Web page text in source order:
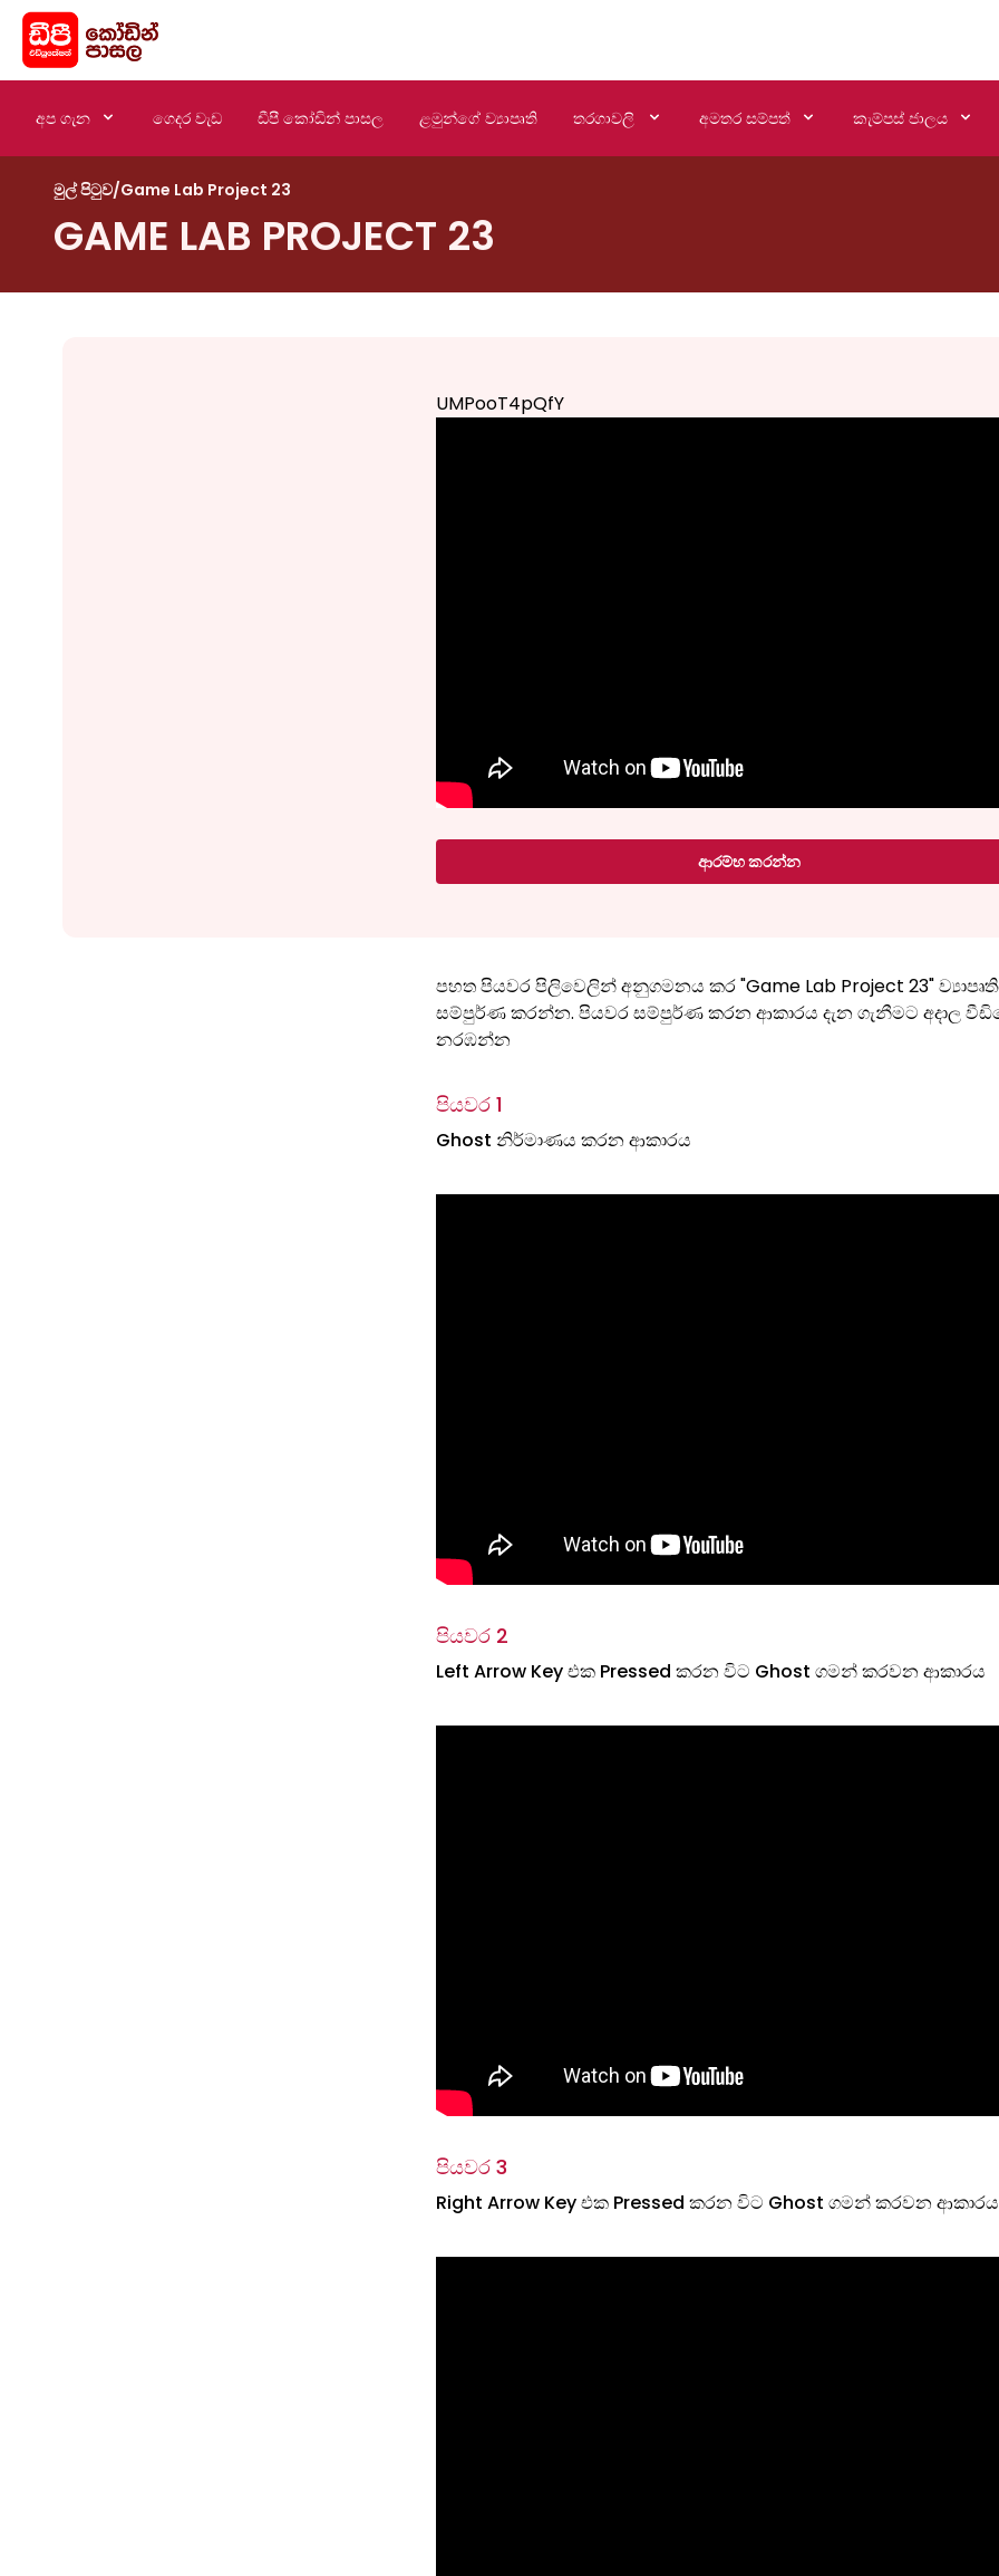
අප ගැන ගෙදර වැඩ ඩීපී කෝඩින් පාසල ළමුන්ගේ ව්‍යාපෘති තරගාවලි අමතර සම්පත් කැම්පස් ජාලය
මුල් පිටුව/Game Lab Project 23
GAME LAB PROJECT 23
UMPooT4pQfY
ආරම්භ කරන්න
පහත පියවර පිලිවෙලින් අනුගමනය කර "Game Lab Project 23"
සම්පුර්ණ කරන්න. පියවර සම්පුර්ණ කරන ආකාරය දැන ගැනීමට අදාල
නරඹන්න
පියවර 1
Ghost නිර්මාණය කරන ආකාරය
පියවර 2
Left Arrow Key එක Pressed කරන විට Ghost ගමන් කරවන ආකාරය
පියවර 3
Right Arrow Key එක Pressed කරන විට Ghost ගමන් කරවන ආකාරය